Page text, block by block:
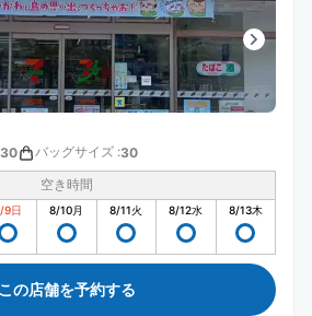
30 バッグサイズ :30
空き時間
9日 8/10月 8/11火 8/12水 8/13木
この店舗を予約する